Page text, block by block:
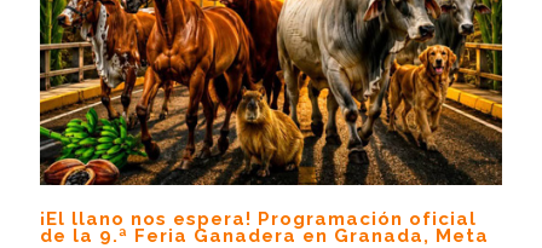
¡El llano nos espera! Programación oficial
de la 9.ª Feria Ganadera en Granada, Meta